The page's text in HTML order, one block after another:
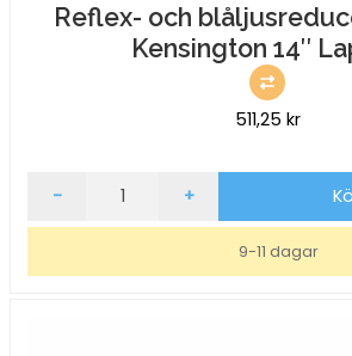
Reflex- och
Kensington 14″
511,25 kr
Reflex-
- +
9-11 dagar